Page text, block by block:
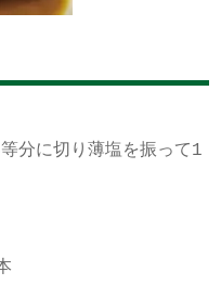
分に切り薄塩を振って1